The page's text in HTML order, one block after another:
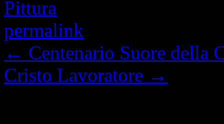
Pittura
permalink
← Centenario Suore della
Cristo Lavoratore →